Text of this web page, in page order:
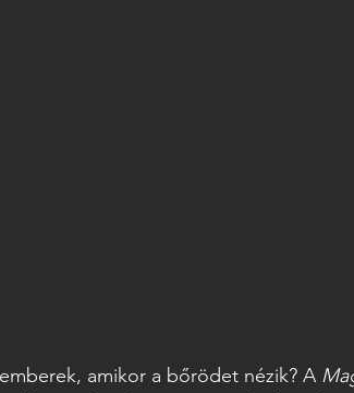
amikor a bőrödet nézik? A